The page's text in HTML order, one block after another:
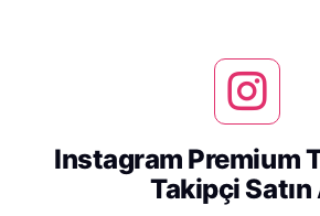
Instagram Premium
Takipçi Satın